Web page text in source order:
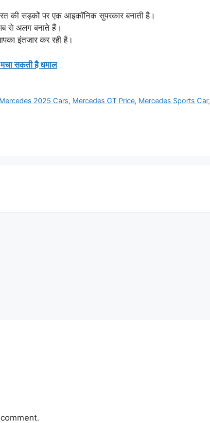
की सड़कों पर एक आइकॉनिक सुपरकार बनाती है।
से अलग बनाते हैं।
इंतजार कर रही है।
सकती है धमाल
Mercedes 2025 Cars, Mercedes GT Price, Mercedes Sports Car,